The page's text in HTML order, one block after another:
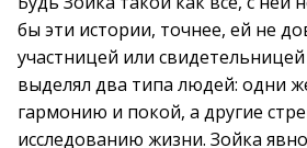
бы эти истории, точнее, ей не
участницей или
выделял два типа людей: одни
гармонию и покой, а другие
исследованию жизни. Зойка